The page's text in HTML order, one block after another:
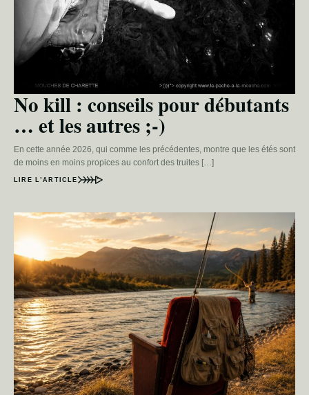
No kill : conseils pour débutants
… et les autres ;-)
En cette année 2026, qui comme les précédentes, montre que les étés sont
de moins en moins propices au confort des truites […]
LIRE L’ARTICLE